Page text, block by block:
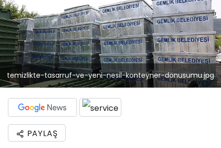
temizlikte-tasarruf-ve-yeni-nesil-konteyner-donusumu.jpg
PAYLAŞ